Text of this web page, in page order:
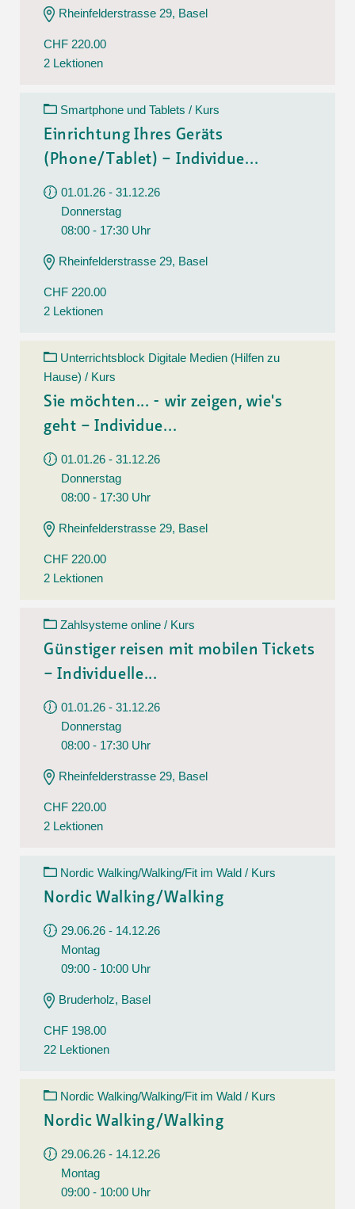
Rheinfelderstrasse 29, Basel
CHF 220.00
2 Lektionen
Smartphone und Tablets / Kurs
Einrichtung Ihres Geräts
(Phone/Tablet) – Individue...
01.01.26 - 31.12.26
Donnerstag
08:00 - 17:30 Uhr
Rheinfelderstrasse 29, Basel
CHF 220.00
2 Lektionen
Unterrichtsblock Digitale Medien (Hilfen zu
Hause) / Kurs
Sie möchten... - wir zeigen, wie's
geht – Individue...
01.01.26 - 31.12.26
Donnerstag
08:00 - 17:30 Uhr
Rheinfelderstrasse 29, Basel
CHF 220.00
2 Lektionen
Zahlsysteme online / Kurs
Günstiger reisen mit mobilen Tickets
– Individuelle...
01.01.26 - 31.12.26
Donnerstag
08:00 - 17:30 Uhr
Rheinfelderstrasse 29, Basel
CHF 220.00
2 Lektionen
Nordic Walking/Walking/Fit im Wald / Kurs
Nordic Walking/Walking
29.06.26 - 14.12.26
Montag
09:00 - 10:00 Uhr
Bruderholz, Basel
CHF 198.00
22 Lektionen
Nordic Walking/Walking/Fit im Wald / Kurs
Nordic Walking/Walking
29.06.26 - 14.12.26
Montag
09:00 - 10:00 Uhr